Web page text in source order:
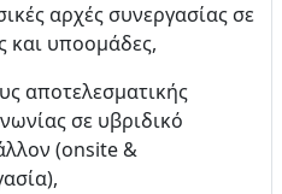
αρχές συνεργασίας σε
και υποομάδες,
αποτελεσματικής
σε υβριδικό
(onsite &